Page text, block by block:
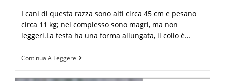
I cani di questa razza sono alti circa 45 cm e pesano
circa 11 kg; nel complesso sono magri, ma non
leggeri.La testa ha una forma allungata, il collo è…
Continua A Leggere